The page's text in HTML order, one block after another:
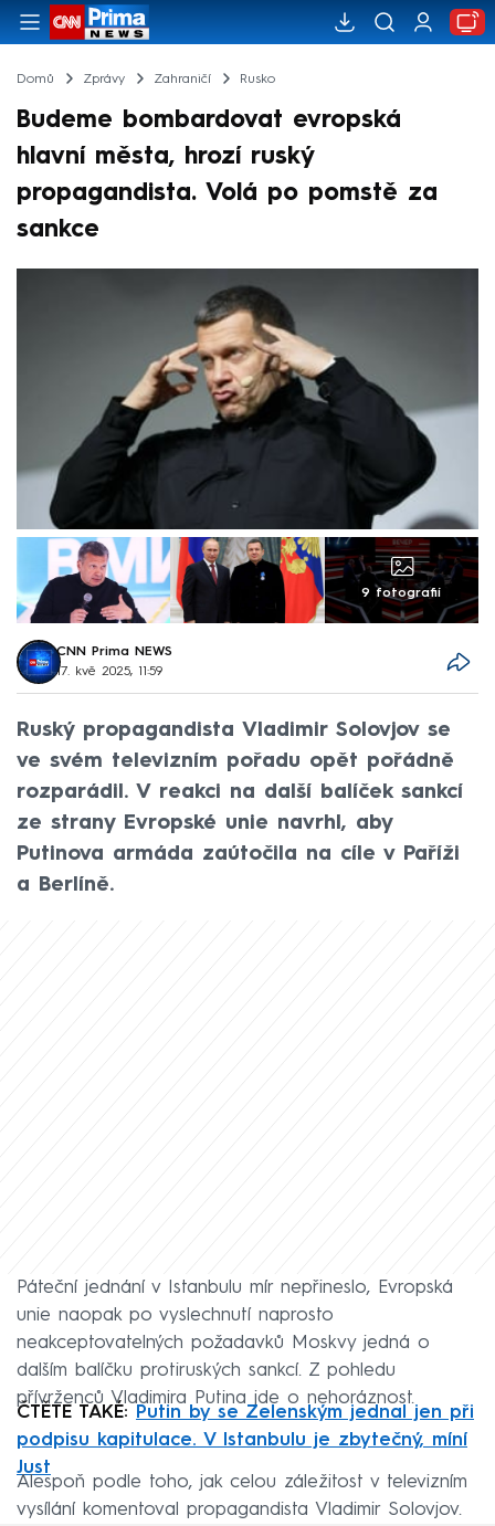
Domů Zprávy Zahraničí Rusko
Budeme bombardovat evropská
hlavní města, hrozí ruský
propagandista. Volá po pomstě za
sankce
9 fotografií
CNN Prima NEWS
17. kvě 2025, 11:59
Ruský propagandista Vladimir Solovjov se
ve svém televizním pořadu opět pořádně
rozparádil. V reakci na další balíček sankcí
ze strany Evropské unie navrhl, aby
Putinova armáda zaútočila na cíle v Paříži
a Berlíně.
Páteční jednání v Istanbulu mír nepřineslo, Evropská
unie naopak po vyslechnutí naprosto
neakceptovatelných požadavků Moskvy jedná o
dalším balíčku protiruských sankcí. Z pohledu
přívrženců Vladimira Putina jde o nehoráznost.
ČTĚTE TAKÉ: Putin by se Zelenským jednal jen při
podpisu kapitulace. V Istanbulu je zbytečný, míní
Just
Alespoň podle toho, jak celou záležitost v televizním
vysílání komentoval propagandista Vladimir Solovjov.